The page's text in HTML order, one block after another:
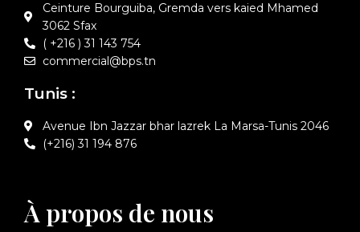
Ceinture Bourguiba, Gremda vers kaied Mhamed
3062 Sfax
( +216 ) 31 143 754
commercial@bps.tn
Tunis :
Avenue Ibn Jazzar bhar lazrek La Marsa-Tunis 2046
(+216) 31 194 876
À propos de nous